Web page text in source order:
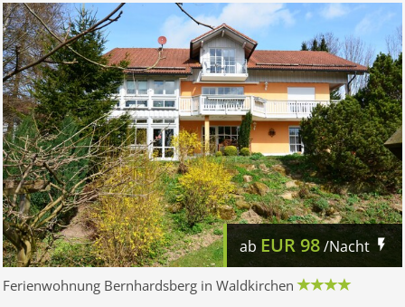
ab EUR98/Nacht
Ferienwohnung Bernhardsberg in Waldkirchen